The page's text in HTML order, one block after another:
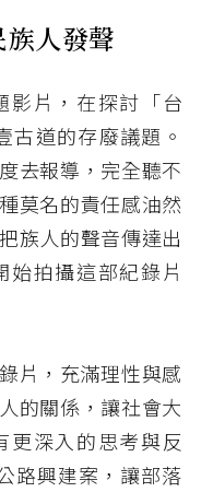
人發聲
影片，在探討「台
古道的存廢議題。
去報導，完全聽不
莫名的責任感油然
族人的聲音傳達出
始拍攝這部紀錄片
片，充滿理性與感
的關係，讓社會大
更深入的思考與反
路興建案，讓部落